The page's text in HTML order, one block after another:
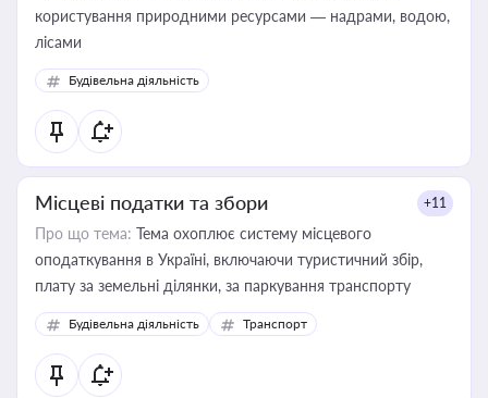
користування природними ресурсами — надрами, водою,
лісами
Будівельна діяльність
Місцеві податки та збори +11
Про що тема: Тема охоплює систему місцевого
оподаткування в Україні, включаючи туристичний збір,
плату за земельні ділянки, за паркування транспорту
Будівельна діяльність Транспорт